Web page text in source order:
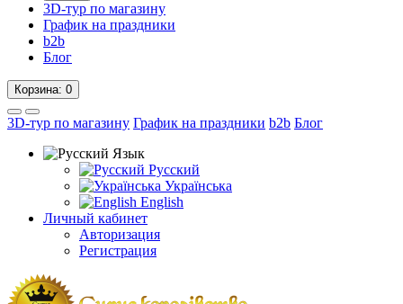
3D-тур по магазину
График на праздники
b2b
Блог
Корзина: 0
3D-тур по магазину График на праздники b2b Блог
Язык
Русский
Українська
English
Личный кабинет
Авторизация
Регистрация